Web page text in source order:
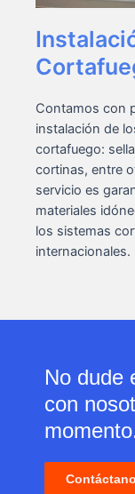
Contamos con
instalación de
cortafuego:
cortinas, entre
servicio es
materiales
los sistemas
internacionales.
No dude
con